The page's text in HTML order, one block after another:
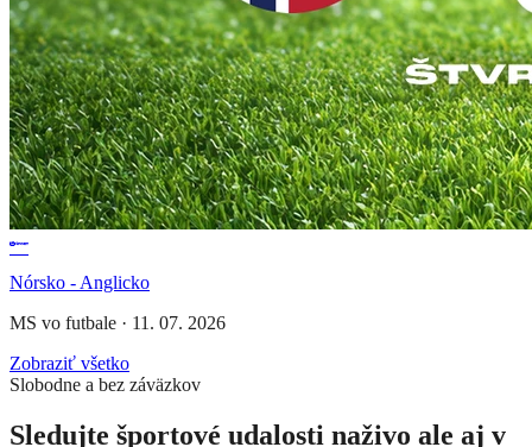
Nórsko - Anglicko
MS vo futbale · 11. 07. 2026
Zobraziť všetko
Slobodne a bez záväzkov
Sledujte športové udalosti naživo ale aj v